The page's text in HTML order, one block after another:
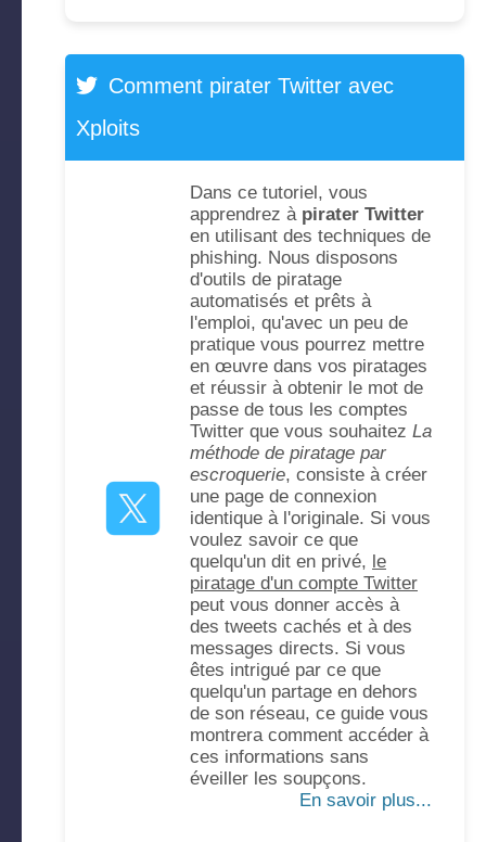
Comment pirater Twitter avec
Xploits
Dans ce tutoriel, vous
apprendrez à pirater Twitter
en utilisant des techniques de
phishing. Nous disposons
d'outils de piratage
automatisés et prêts à
l'emploi, qu'avec un peu de
pratique vous pourrez mettre
en œuvre dans vos piratages
et réussir à obtenir le mot de
passe de tous les comptes
Twitter que vous souhaitez La
méthode de piratage par
escroquerie, consiste à créer
une page de connexion
identique à l'originale. Si vous
voulez savoir ce que
quelqu'un dit en privé, le
piratage d'un compte Twitter
peut vous donner accès à
des tweets cachés et à des
messages directs. Si vous
êtes intrigué par ce que
quelqu'un partage en dehors
de son réseau, ce guide vous
montrera comment accéder à
ces informations sans
éveiller les soupçons.
En savoir plus...